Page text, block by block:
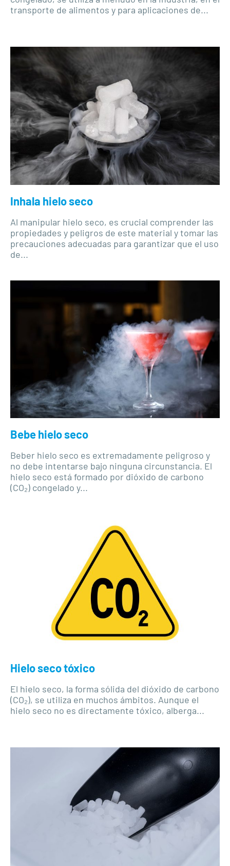
transporte de alimentos y para aplicaciones de...
Inhala hielo seco
Al manipular hielo seco, es crucial comprender las
propiedades y peligros de este material y tomar las
precauciones adecuadas para garantizar que el uso
de...
Bebe hielo seco
Beber hielo seco es extremadamente peligroso y
no debe intentarse bajo ninguna circunstancia. El
hielo seco está formado por dióxido de carbono
(CO₂) congelado y...
Hielo seco tóxico
El hielo seco, la forma sólida del dióxido de carbono
(CO₂), se utiliza en muchos ámbitos. Aunque el
hielo seco no es directamente tóxico, alberga...